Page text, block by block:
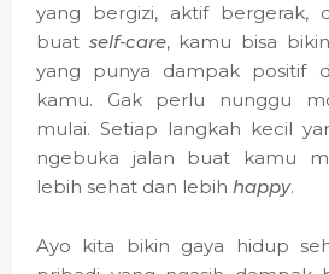
yang bergizi, aktif bergerak,
buat self-care, kamu bisa
yang punya dampak positif
kamu. Gak perlu nunggu
mulai. Setiap langkah kecil
ngebuka jalan buat kamu
lebih sehat dan lebih happy.
Ayo kita bikin gaya hidup